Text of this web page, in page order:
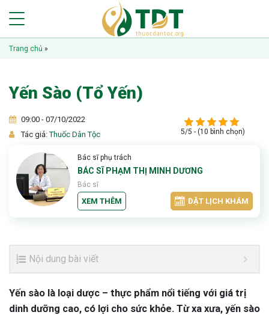
Trang chủ »
Yến Sào (Tổ Yến)
09:00 - 07/10/2022
Tác giả:Thuốc Dân Tộc 5/5 - (10 bình chọn)
Bác sĩ phụ trách
BÁC SĨ PHẠM THỊ MINH DƯƠNG
Bác sĩ
XEM THÊM ĐẶT LỊCH KHÁM
Nội dung bài viết
Yến sào là loại dược – thực phẩm nổi tiếng với giá trị
dinh dưỡng cao, có lợi cho sức khỏe. Từ xa xưa, yến sào